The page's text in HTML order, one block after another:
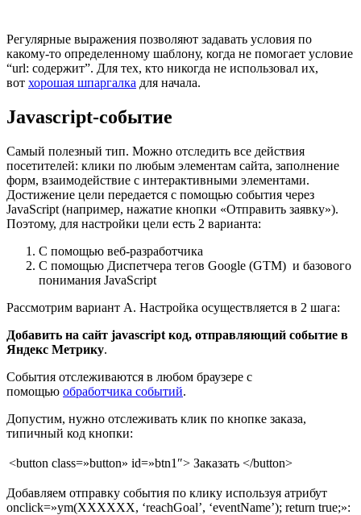
Регулярные выражения позволяют задавать условия по
какому-то определенному шаблону, когда не помогает условие
“url: содержит”. Для тех, кто никогда не использовал их,
вот хорошая шпаргалка для начала.
Javascript-событие
Самый полезный тип. Можно отследить все действия
посетителей: клики по любым элементам сайта, заполнение
форм, взаимодействие с интерактивными элементами.
Достижение цели передается с помощью события через
JavaScript (например, нажатие кнопки «Отправить заявку»).
Поэтому, для настройки цели есть 2 варианта:
С помощью веб-разработчика
С помощью Диспетчера тегов Google (GTM) и базового
понимания JavaScript
Рассмотрим вариант А. Настройка осуществляется в 2 шага:
Добавить на сайт javascript код, отправляющий событие в
Яндекс Метрику.
События отслеживаются в любом браузере с
помощью обработчика событий.
Допустим, нужно отслеживать клик по кнопке заказа,
типичный код кнопки:
<button class=»button» id=»btn1″> Заказать </button>
Добавляем отправку события по клику используя атрибут
onclick=»ym(XXXXXX, ‘reachGoal’, ‘eventName’); return true;»: